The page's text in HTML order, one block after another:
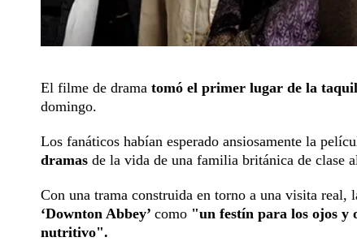
El filme de drama tomó el primer lugar de la
domingo.
Los fanáticos habían esperado ansiosamente la
dramas de la vida de una familia británica de clase
Con una trama construida en torno a una visita
‘Downton Abbey’ como "un festín para los ojos y
nutritivo".